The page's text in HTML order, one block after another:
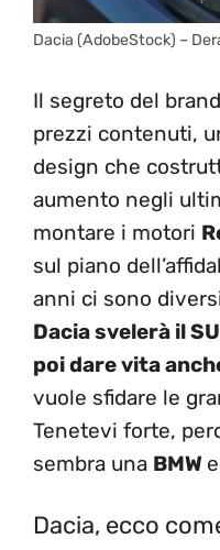
Dacia (AdobeStock) –
Il segreto del
prezzi contenuti,
design che
aumento negli
montare i motori
sul piano
anni ci sono
Dacia svelerà il
poi dare vita
vuole sfidare le
Tenetevi forte,
sembra una BMW
Dacia, ecco